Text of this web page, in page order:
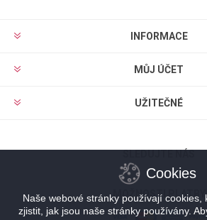
INFORMACE
MŮJ ÚČET
UŽITEČNÉ
MOŽNOSTI PLATBY
Cookies
Naše webové stránky používají cookies,
zjistit, jak jsou naše stránky používány.